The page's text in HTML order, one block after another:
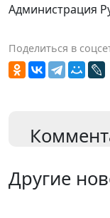
Администрация
Поделиться в
Другие